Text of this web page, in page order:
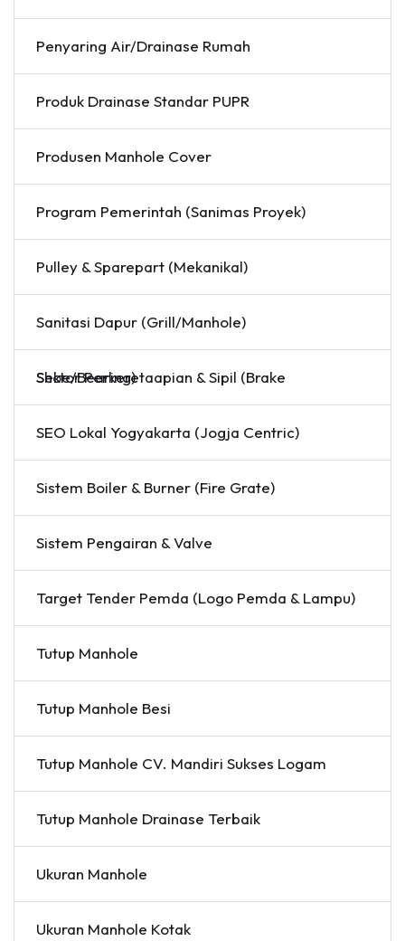
Penyaring Air/Drainase Rumah
Produk Drainase Standar PUPR
Produsen Manhole Cover
Program Pemerintah (Sanimas Proyek)
Pulley & Sparepart (Mekanikal)
Sanitasi Dapur (Grill/Manhole)
Sektor Perkeretaapian & Sipil (Brake Shoe/Bearing)
SEO Lokal Yogyakarta (Jogja Centric)
Sistem Boiler & Burner (Fire Grate)
Sistem Pengairan & Valve
Target Tender Pemda (Logo Pemda & Lampu)
Tutup Manhole
Tutup Manhole Besi
Tutup Manhole CV. Mandiri Sukses Logam
Tutup Manhole Drainase Terbaik
Ukuran Manhole
Ukuran Manhole Kotak